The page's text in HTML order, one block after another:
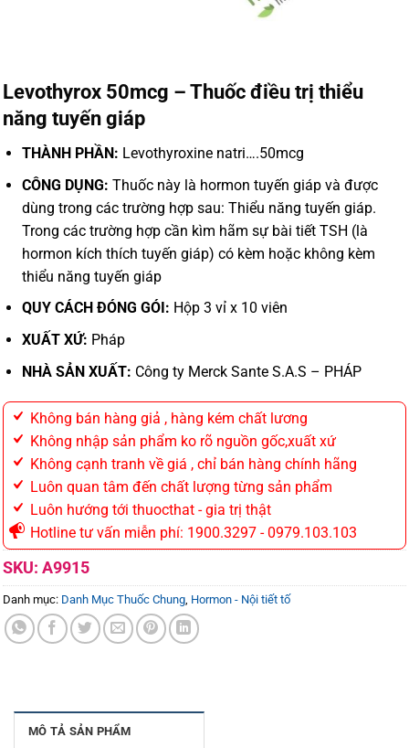
Levothyrox 50mcg – Thuốc điều trị thiểu
năng tuyến giáp
THÀNH PHẦN: Levothyroxine natri….50mcg
CÔNG DỤNG: Thuốc này là hormon tuyến giáp và được
dùng trong các trường hợp sau: Thiểu năng tuyến giáp.
Trong các trường hợp cần kìm hãm sự bài tiết TSH (là
hormon kích thích tuyến giáp) có kèm hoặc không kèm
thiểu năng tuyến giáp
QUY CÁCH ĐÓNG GÓI: Hộp 3 vỉ x 10 viên
XUẤT XỨ: Pháp
NHÀ SẢN XUẤT: Công ty Merck Sante S.A.S – PHÁP
Không bán hàng giả , hàng kém chất lương
Không nhập sản phẩm ko rõ nguồn gốc,xuất xứ
Không cạnh tranh về giá , chỉ bán hàng chính hãng
Luôn quan tâm đến chất lượng từng sản phẩm
Luôn hướng tới thuocthat - gia trị thật
Hotline tư vấn miễn phí: 1900.3297 - 0979.103.103
SKU: A9915
Danh mục: Danh Mục Thuốc Chung, Hormon - Nội tiết tố
MÔ TẢ SẢN PHẨM